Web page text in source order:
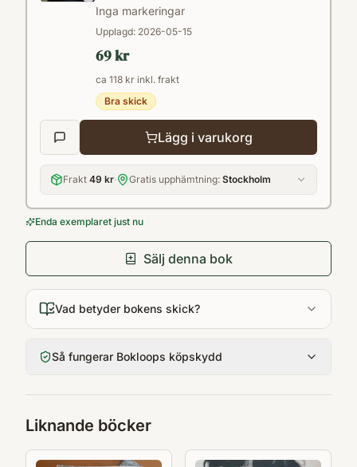
Inga markeringar
Upplagd: 2026-05-15
69 kr
ca 118 kr inkl. frakt
Bra skick
Lägg i varukorg
Frakt 49 kr· Gratis upphämtning: Stockholm
Enda exemplaret just nu
Sälj denna bok
Vad betyder bokens skick?
Så fungerar Bokloops köpskydd
Liknande böcker